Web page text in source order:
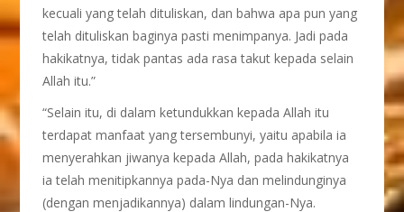
kecuali yang telah dituliskan, dan bahwa apa pun yang
telah dituliskan baginya pasti menimpanya. Jadi pada
hakikatnya, tidak pantas ada rasa takut kepada selain
Allah itu.”
“Selain itu, di dalam ketundukkan kepada Allah itu
terdapat manfaat yang tersembunyi, yaitu apabila ia
menyerahkan jiwanya kepada Allah, pada hakikatnya
ia telah menitipkannya pada-Nya dan melindunginya
(dengan menjadikannya) dalam lindungan-Nya.